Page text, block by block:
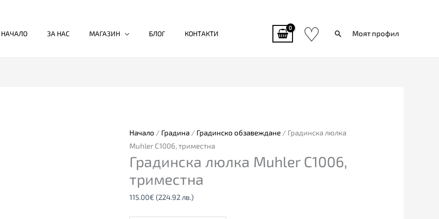
НАЧАЛО ЗА НАС МАГАЗИН БЛОГ КОНТАКТИ ♡ ТърсиМоят профил
Начало / Градина / Градинско обзавеждане / Градинска люлка
Muhler C1006, триместна
Градинска люлка Muhler C1006,
триместна
115.00€ (224.92 лв.)
люлка
Muhler
C1006,
триместна